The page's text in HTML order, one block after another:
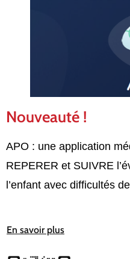
Nouveauté !
APO : une application
REPERER et SUIVRE
l’enfant avec difficultés
En savoir plus